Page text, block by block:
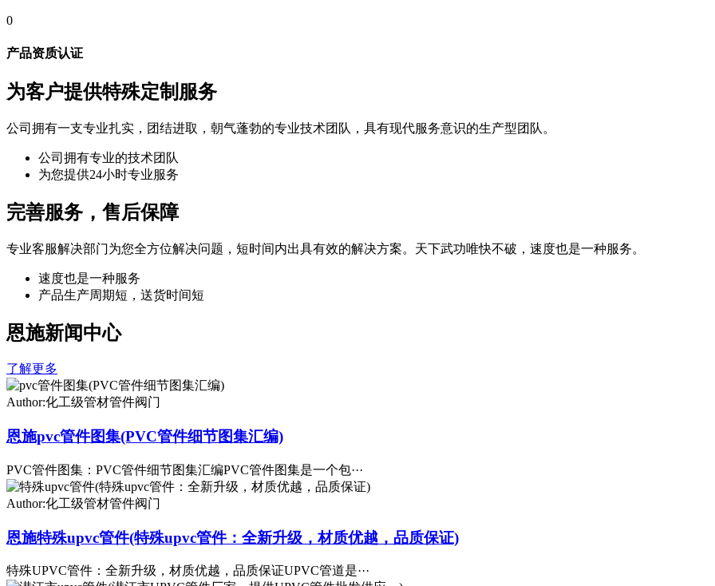
0
产品资质认证
为客户提供特殊定制服务
公司拥有一支专业扎实，团结进取，朝气蓬勃的专业技术团队，具有现代服务意识的生产型团队。
公司拥有专业的技术团队
为您提供24小时专业服务
完善服务，售后保障
专业客服解决部门为您全方位解决问题，短时间内出具有效的解决方案。天下武功唯快不破，速度也是一种服务。
速度也是一种服务
产品生产周期短，送货时间短
恩施新闻中心
了解更多
Author:化工级管材管件阀门
恩施pvc管件图集(PVC管件细节图集汇编)
PVC管件图集：PVC管件细节图集汇编PVC管件图集是一个包···
Author:化工级管材管件阀门
恩施特殊upvc管件(特殊upvc管件：全新升级，材质优越，品质保证)
特殊UPVC管件：全新升级，材质优越，品质保证UPVC管道是···